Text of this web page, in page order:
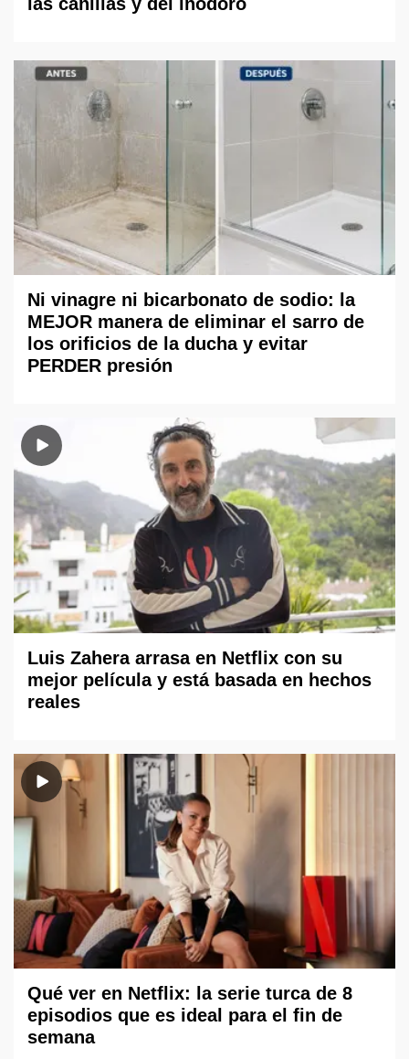
Ni vinagre ni bicarbonato de sodio: la
MEJOR manera de eliminar el sarro de
los orificios de la ducha y evitar
PERDER presión
Luis Zahera arrasa en Netflix con su
mejor película y está basada en hechos
reales
Qué ver en Netflix: la serie turca de 8
episodios que es ideal para el fin de
semana